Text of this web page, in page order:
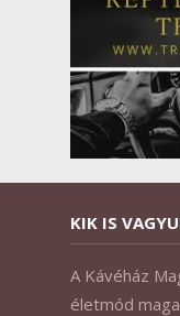
KIK IS
A Kávéház
életmód